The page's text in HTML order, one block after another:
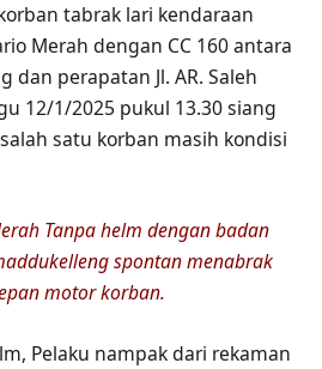
tabrak lari kendaraan
Merah dengan CC 160 antara
dan perapatan Jl. AR. Saleh
12/1/2025 pukul 13.30 siang
satu korban masih kondisi
Tanpa helm dengan badan
spontan menabrak
motor korban.
Pelaku nampak dari rekaman